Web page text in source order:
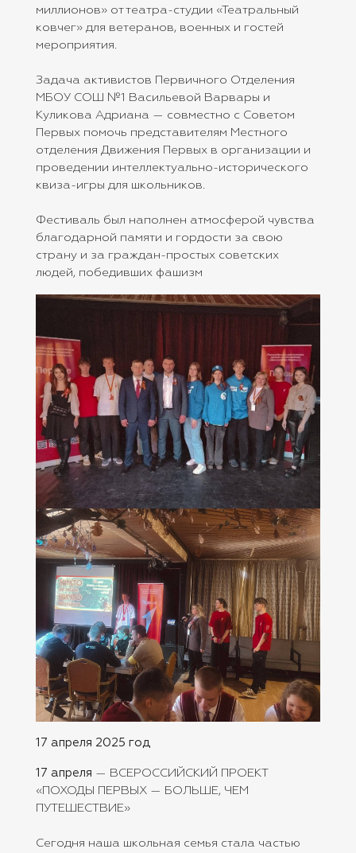
миллионов» от театра-студии «Театральный
ковчег» для ветеранов, военных и гостей
мероприятия.
Задача активистов Первичного Отделения
МБОУ СОШ №1 Васильевой Варвары и
Куликова Адриана — совместно с Советом
Первых помочь представителям Местного
отделения Движения Первых в организации и
проведении интеллектуально-исторического
квиза-игры для школьников.
Фестиваль был наполнен атмосферой чувства
благодарной памяти и гордости за свою
страну и за граждан-простых советских
людей, победивших фашизм
17 апреля 2025 год
17 апреля — ВСЕРОССИЙСКИЙ ПРОЕКТ
«ПОХОДЫ ПЕРВЫХ — БОЛЬШЕ, ЧЕМ
ПУТЕШЕСТВИЕ»
Сегодня наша школьная семья стала частью